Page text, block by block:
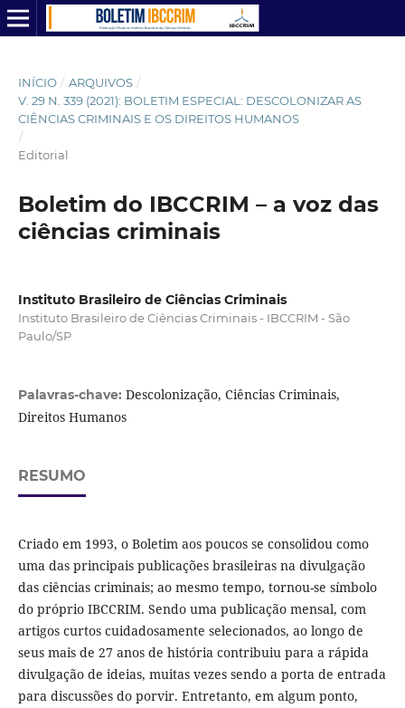
INÍCIO / ARQUIVOS /
V. 29 N. 339 (2021): BOLETIM ESPECIAL: DESCOLONIZAR AS
CIÊNCIAS CRIMINAIS E OS DIREITOS HUMANOS
/
Editorial
Boletim do IBCCRIM – a voz das
ciências criminais
Instituto Brasileiro de Ciências Criminais
Instituto Brasileiro de Ciências Criminais - IBCCRIM - São
Paulo/SP
Palavras-chave: Descolonização, Ciências Criminais,
Direitos Humanos
RESUMO
Criado em 1993, o Boletim aos poucos se consolidou como
uma das principais publicações brasileiras na divulgação
das ciências criminais; ao mesmo tempo, tornou-se símbolo
do próprio IBCCRIM. Sendo uma publicação mensal, com
artigos curtos cuidadosamente selecionados, ao longo de
seus mais de 27 anos de história contribuiu para a rápida
divulgação de ideias, muitas vezes sendo a porta de entrada
para discussões do porvir. Entretanto, em algum ponto,